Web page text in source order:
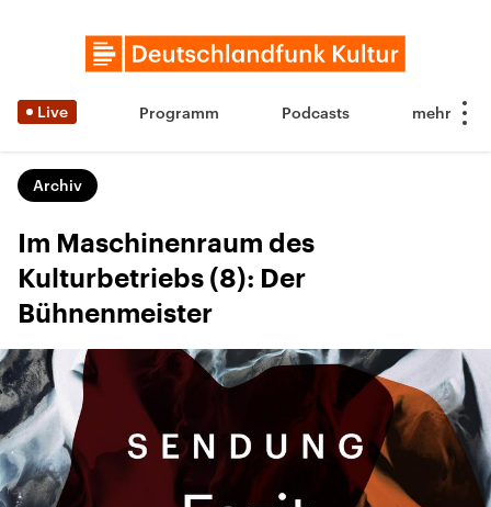
Live Programm Podcasts
Archiv
Im Maschinenraum des
Kulturbetriebs (8): Der
Bühnenmeister